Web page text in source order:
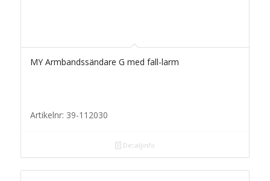
MY Armbandssändare G med fall-larm
Artikelnr: 39-112030
Detaljinfo